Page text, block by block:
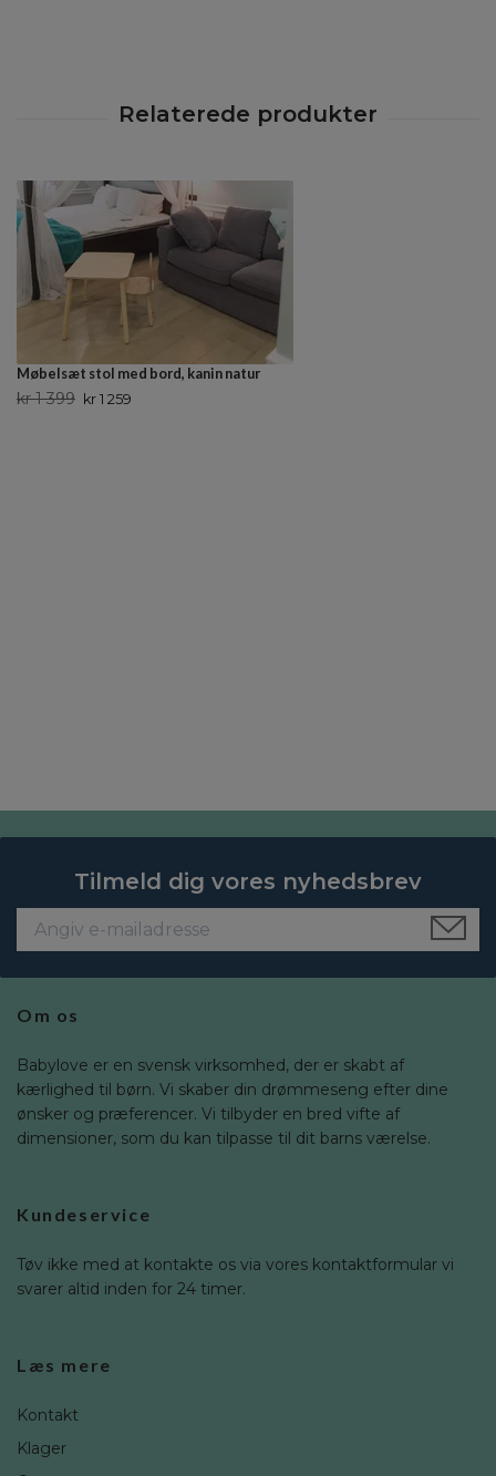
Møbelsæt stol med bord, kanin natur
kr 1 399 kr 1 259
Tilmeld dig vores nyhedsbrev
Om os
Babylove er en svensk virksomhed, der er skabt af
kærlighed til børn. Vi skaber din drømmeseng efter dine
ønsker og præferencer. Vi tilbyder en bred vifte af
dimensioner, som du kan tilpasse til dit barns værelse.
Kundeservice
Tøv ikke med at kontakte os via vores kontaktformular vi
svarer altid inden for 24 timer.
Læs mere
Kontakt
Klager